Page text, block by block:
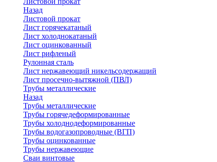
Назад
Листовой прокат
Лист горячекатаный
Лист холоднокатаный
Лист оцинкованный
Лист рифленый
Рулонная сталь
Лист нержавеющий никельсодержащий
Лист просечно-вытяжной (ПВЛ)
Трубы металлические
Назад
Трубы металлические
Трубы горячедеформированные
Трубы холоднодеформированные
Трубы водогазопроводные (ВГП)
Трубы оцинкованные
Трубы нержавеющие
Сваи винтовые